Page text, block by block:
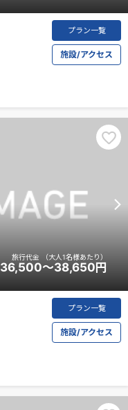
プラン一覧
施設/アクセス
プラン一覧
施設/アクセス
旅行代金 （大人1名様あたり）
36,500～38,650 円